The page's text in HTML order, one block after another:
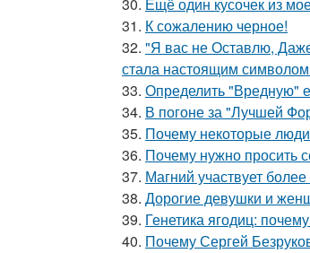
31. К сожалению черное!
32. "Я вас не Оставлю,
стала настоящим
33. Определить "Вредную"
34. В погоне за "Лучшей
35. Почему некоторые люди
36. Почему нужно просить
37. Магний участвует
38. Дорогие девушки и
39. Генетика ягодиц:
40. Почему Сергей